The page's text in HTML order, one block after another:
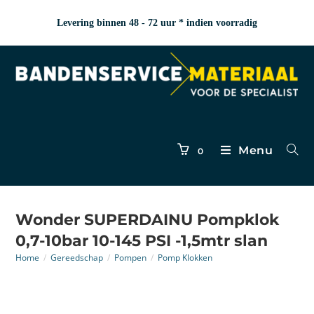
Levering binnen 48 - 72 uur * indien voorradig
0 Menu
Wonder SUPERDAINU Pompklok
0,7-10bar 10-145 PSI -1,5mtr slan
Home / Gereedschap / Pompen / Pomp Klokken